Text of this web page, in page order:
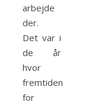
arbejde
der.
Det var i
de år
hvor
fremtiden
for